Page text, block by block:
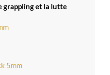
grappling et la lutte
5mm